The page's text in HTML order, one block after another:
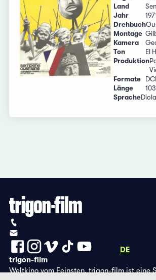
Land
Jahr
Drehbuch
Montage
Kamera
Ton
El
Produktion
Formate
Länge
Sprache
DE
trigon-film
Weltkino vom Feinsten. trigon-film ist eine